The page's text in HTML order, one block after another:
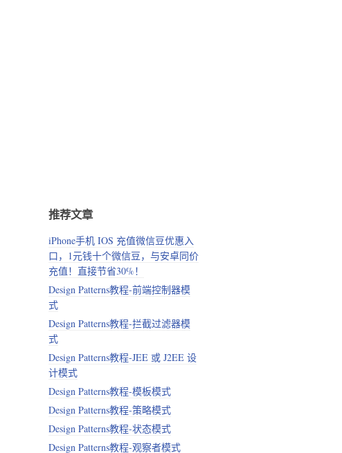
推荐文章
iPhone手机 IOS 充值微信豆优惠入
口，1元钱十个微信豆，与安卓同价
充值！直接节省30%！
Design Patterns教程-前端控制器模
式
Design Patterns教程-拦截过滤器模
式
Design Patterns教程-JEE 或 J2EE 设
计模式
Design Patterns教程-模板模式
Design Patterns教程-策略模式
Design Patterns教程-状态模式
Design Patterns教程-观察者模式